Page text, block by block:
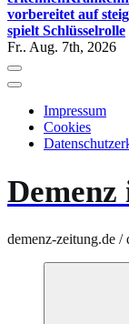
vorbereitet auf
spielt Schlüsselrolle
Fr.. Aug. 7th, 2026
Impressum
Cookies
demenz-zeitung.de /